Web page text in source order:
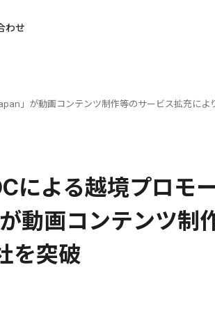
わせ
」が動画コンテンツ制作等のサービス拡充に
による越境プロモ
動画コンテンツ制
を突破